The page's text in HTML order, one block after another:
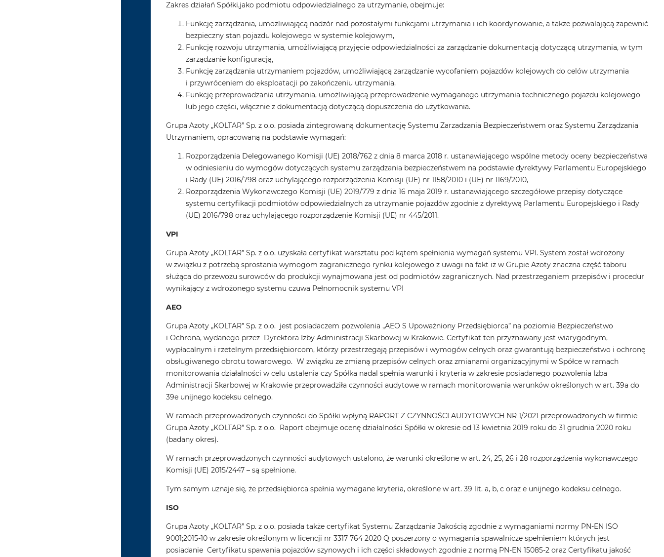
Zakres działań Spółki,jako podmiotu odpowiedzialnego za utrzymanie, obejmuje:
Funkcję zarządzania, umożliwiającą nadzór nad pozostałymi funkcjami utrzymania i ich koordynowanie, a także pozwalającą zapewnić
bezpieczny stan pojazdu kolejowego w systemie kolejowym,
Funkcję rozwoju utrzymania, umożliwiającą przyjęcie odpowiedzialności za zarządzanie dokumentacją dotyczącą utrzymania, w tym
zarządzanie konfiguracją,
Funkcję zarządzania utrzymaniem pojazdów, umożliwiającą zarządzanie wycofaniem pojazdów kolejowych do celów utrzymania
i przywróceniem do eksploatacji po zakończeniu utrzymania,
Funkcję przeprowadzania utrzymania, umożliwiającą przeprowadzenie wymaganego utrzymania technicznego pojazdu kolejowego
lub jego części, włącznie z dokumentacją dotyczącą dopuszczenia do użytkowania.
Grupa Azoty „KOLTAR” Sp. z o.o. posiada zintegrowaną dokumentację Systemu Zarzadzania Bezpieczeństwem oraz Systemu Zarządzania
Utrzymaniem, opracowaną na podstawie wymagań:
Rozporządzenia Delegowanego Komisji (UE) 2018/762 z dnia 8 marca 2018 r. ustanawiającego wspólne metody oceny bezpieczeństwa
w odniesieniu do wymogów dotyczących systemu zarządzania bezpieczeństwem na podstawie dyrektywy Parlamentu Europejskiego
i Rady (UE) 2016/798 oraz uchylającego rozporządzenia Komisji (UE) nr 1158/2010 i (UE) nr 1169/2010,
Rozporządzenia Wykonawczego Komisji (UE) 2019/779 z dnia 16 maja 2019 r. ustanawiającego szczegółowe przepisy dotyczące
systemu certyfikacji podmiotów odpowiedzialnych za utrzymanie pojazdów zgodnie z dyrektywą Parlamentu Europejskiego i Rady
(UE) 2016/798 oraz uchylającego rozporządzenie Komisji (UE) nr 445/2011.
VPI
Grupa Azoty „KOLTAR” Sp. z o.o. uzyskała certyfikat warsztatu pod kątem spełnienia wymagań systemu VPI. System został wdrożony
w związku z potrzebą sprostania wymogom zagranicznego rynku kolejowego z uwagi na fakt iż w Grupie Azoty znaczna część taboru
służąca do przewozu surowców do produkcji wynajmowana jest od podmiotów zagranicznych. Nad przestrzeganiem przepisów i procedur
wynikający z wdrożonego systemu czuwa Pełnomocnik systemu VPI
AEO
Grupa Azoty „KOLTAR” Sp. z o.o. jest posiadaczem pozwolenia „AEO S Upoważniony Przedsiębiorca” na poziomie Bezpieczeństwo
i Ochrona, wydanego przez Dyrektora Izby Administracji Skarbowej w Krakowie. Certyfikat ten przyznawany jest wiarygodnym,
wypłacalnym i rzetelnym przedsiębiorcom, którzy przestrzegają przepisów i wymogów celnych oraz gwarantują bezpieczeństwo i ochronę
obsługiwanego obrotu towarowego. W związku ze zmianą przepisów celnych oraz zmianami organizacyjnymi w Spółce w ramach
monitorowania działalności w celu ustalenia czy Spółka nadal spełnia warunki i kryteria w zakresie posiadanego pozwolenia Izba
Administracji Skarbowej w Krakowie przeprowadziła czynności audytowe w ramach monitorowania warunków określonych w art. 39a do
39e unijnego kodeksu celnego.
W ramach przeprowadzonych czynności do Spółki wpłyną RAPORT Z CZYNNOŚCI AUDYTOWYCH NR 1/2021 przeprowadzonych w firmie
Grupa Azoty „KOLTAR” Sp. z o.o. Raport obejmuje ocenę działalności Spółki w okresie od 13 kwietnia 2019 roku do 31 grudnia 2020 roku
(badany okres).
W ramach przeprowadzonych czynności audytowych ustalono, że warunki określone w art. 24, 25, 26 i 28 rozporządzenia wykonawczego
Komisji (UE) 2015/2447 – są spełnione.
Tym samym uznaje się, że przedsiębiorca spełnia wymagane kryteria, określone w art. 39 lit. a, b, c oraz e unijnego kodeksu celnego.
ISO
Grupa Azoty „KOLTAR” Sp. z o.o. posiada także certyfikat Systemu Zarządzania Jakością zgodnie z wymaganiami normy PN-EN ISO
9001;2015-10 w zakresie określonym w licencji nr 3317 764 2020 Q poszerzony o wymagania spawalnicze spełnieniem których jest
posiadanie Certyfikatu spawania pojazdów szynowych i ich części składowych zgodnie z normą PN-EN 15085-2 oraz Certyfikatu jakość